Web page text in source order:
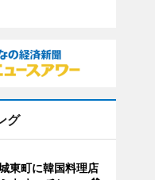
グ
東町に韓国料理店